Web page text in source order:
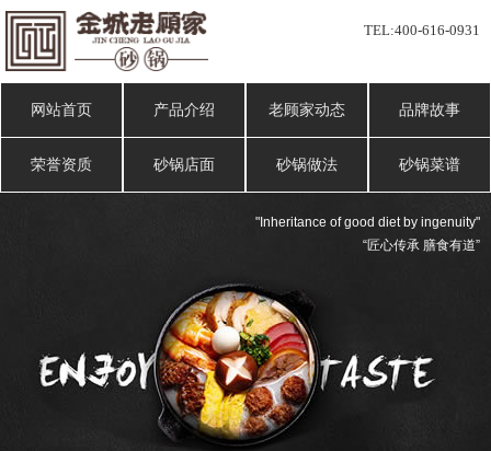
TEL:400-616-0931
网站首页 产品介绍 老顾家动态 品牌故事
荣誉资质 砂锅店面 砂锅做法 砂锅菜谱
"Inheritance of good diet by ingenuity"
“匠心传承 膳食有道”